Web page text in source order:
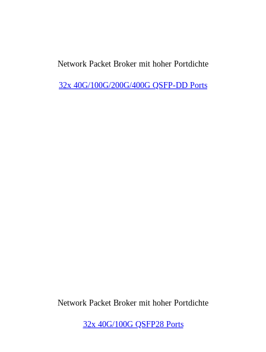
Network Packet Broker mit hoher Portdichte
32x 40G/100G/200G/400G QSFP-DD Ports
Network Packet Broker mit hoher Portdichte
32x 40G/100G QSFP28 Ports